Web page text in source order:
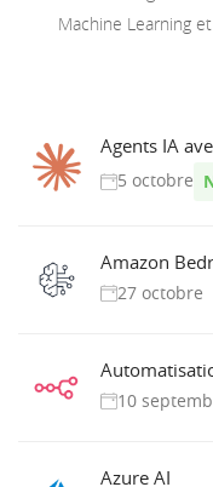
Machine Learning
Agents IA
5 octobre
Amazon
27 octobre
10
Azure AI